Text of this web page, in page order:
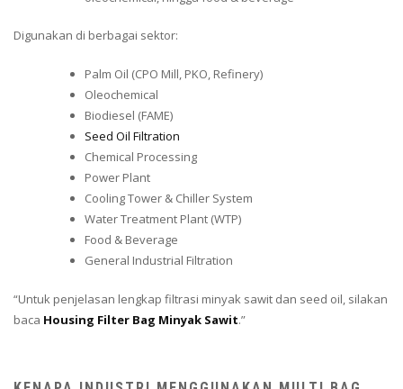
Digunakan di berbagai sektor:
Palm Oil (CPO Mill, PKO, Refinery)
Oleochemical
Biodiesel (FAME)
Seed Oil Filtration
Chemical Processing
Power Plant
Cooling Tower & Chiller System
Water Treatment Plant (WTP)
Food & Beverage
General Industrial Filtration
“Untuk penjelasan lengkap filtrasi minyak sawit dan seed oil, silakan
baca Housing Filter Bag Minyak Sawit.”